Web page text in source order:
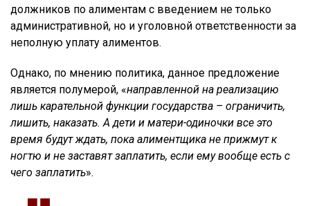
должников по алиментам с введением не только
административной, но и уголовной ответственности за
неполную уплату алиментов.
Однако, по мнению политика, данное предложение
является полумерой, «направленной на реализацию
лишь карательной функции государства – ограничить,
лишить, наказать. А дети и матери-одиночки все это
время будут ждать, пока алиментщика не прижмут к
ногтю и не заставят заплатить, если ему вообще есть с
чего заплатить».